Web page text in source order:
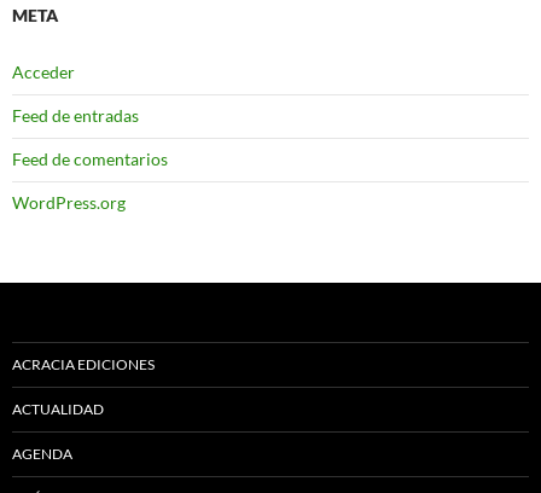
META
Acceder
Feed de entradas
Feed de comentarios
WordPress.org
ACRACIA EDICIONES
ACTUALIDAD
AGENDA